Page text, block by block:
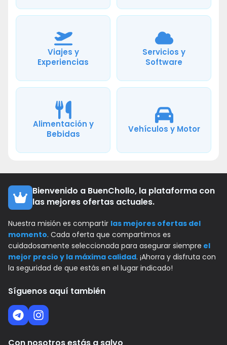
Viajes y
Experiencias
Servicios y
Software
Alimentación y
Bebidas
Vehículos y Motor
Bienvenido a BuenChollo, la plataforma con
las mejores ofertas actuales.
Nuestra misión es compartir las mejores ofertas del
momento. Cada oferta que compartimos es
cuidadosamente seleccionada para asegurar siempre el
mejor precio y la máxima calidad. ¡Ahorra y disfruta con
la seguridad de que estás en el lugar indicado!
Síguenos aquí también